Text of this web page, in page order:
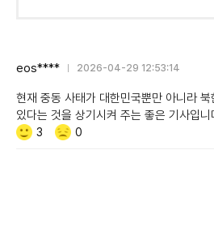
eos**** 2026-04-29 12:53:14
현재 중동 사태가 대한민국뿐만 아니라
있다는 것을 상기시켜 주는 좋은 기사입니
Like/Dislike
공
3
비
0